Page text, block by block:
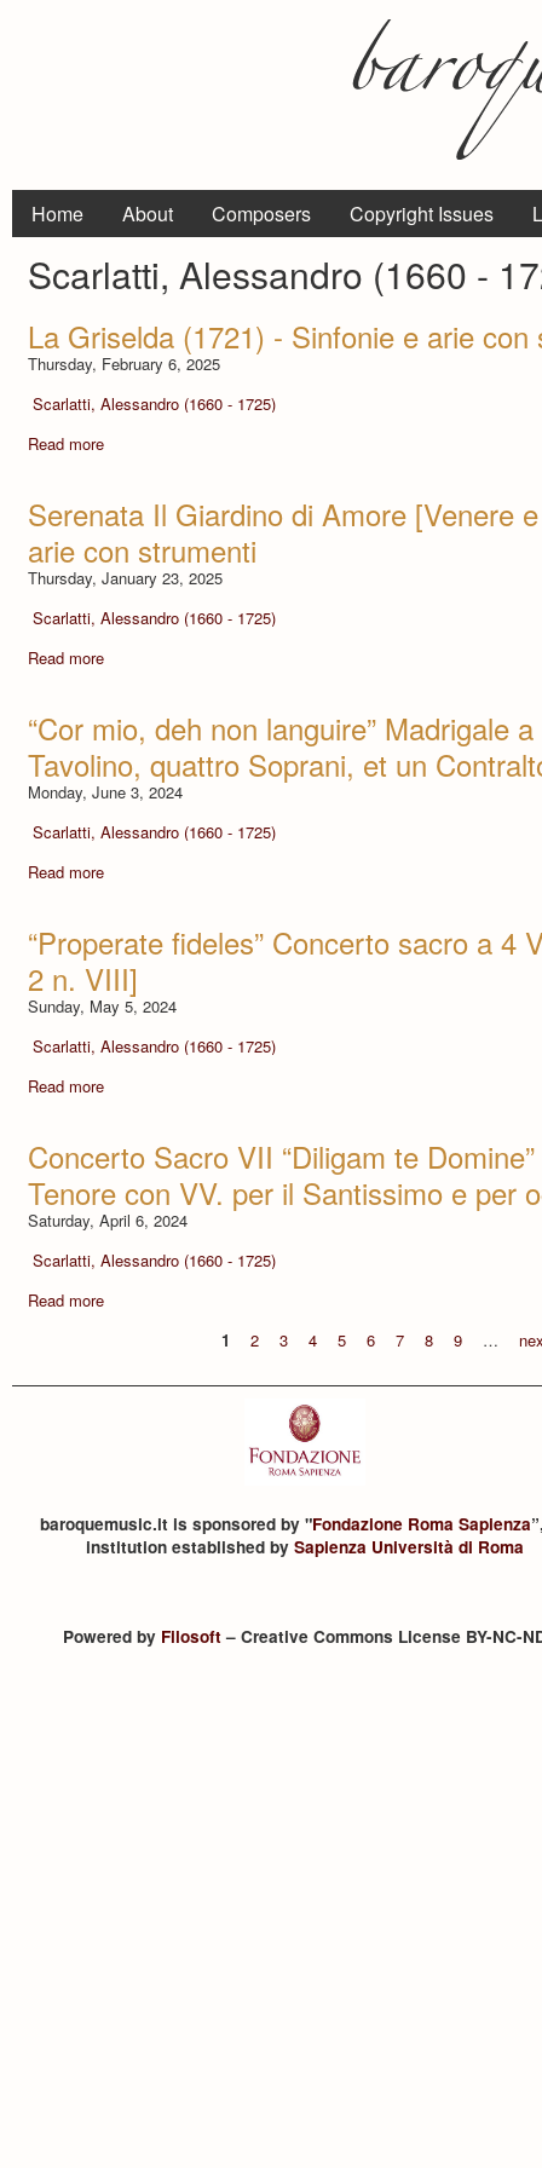
Home About Composers Copyright Issues
Scarlatti, Alessandro (1660 -
La Griselda (1721) - Sinfonie e arie con
Thursday, February 6, 2025
Scarlatti, Alessandro (1660 - 1725)
Read more
Serenata Il Giardino di Amore [Venere
arie con strumenti
Thursday, January 23, 2025
Scarlatti, Alessandro (1660 - 1725)
Read more
“Cor mio, deh non languire” Madrigale
Tavolino, quattro Soprani, et un
Monday, June 3, 2024
Scarlatti, Alessandro (1660 - 1725)
Read more
“Properate fideles” Concerto sacro a 4
2 n. VIII]
Sunday, May 5, 2024
Scarlatti, Alessandro (1660 - 1725)
Read more
Concerto Sacro VII “Diligam te
Tenore con VV. per il Santissimo e per
Saturday, April 6, 2024
Scarlatti, Alessandro (1660 - 1725)
Read more
1
2 3 4 5 6 7 8 9 …
baroquemusic.it is sponsored by "Fondazione Roma Sapienza
institution established by Sapienza Università di Roma
Powered by Filosoft– Creative Commons License BY-NC-